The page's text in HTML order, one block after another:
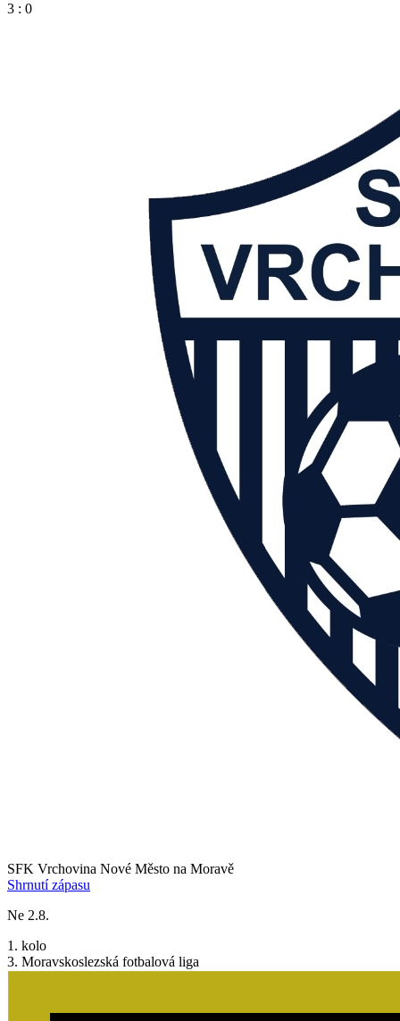
3 : 0
SFK Vrchovina Nové Město na Moravě
Shrnutí zápasu
Ne 2.8.
1. kolo
3. Moravskoslezská fotbalová liga